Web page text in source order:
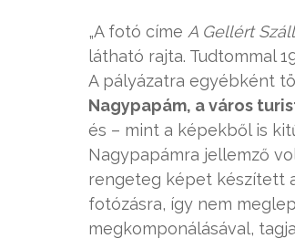
„A fotó címe A Gellért
látható rajta. Tudtommal
A pályázatra egyébként
Nagypapám, a város
és – mint a képekből is
Nagypapámra jellemző
rengeteg képet készített
fotózásra, így nem
megkomponálásával,